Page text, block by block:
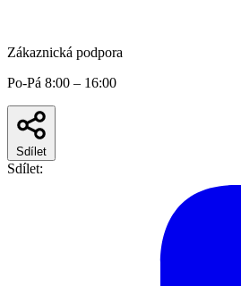
Zákaznická podpora
Po-Pá 8:00 – 16:00
Sdílet
Sdílet: